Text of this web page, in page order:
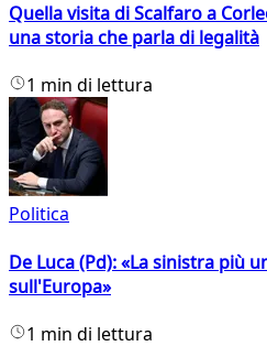
Quella visita di Scalfaro a
una storia che parla di legalità
1 min di lettura
Politica
De Luca (Pd): «La sinistra più
sull'Europa»
1 min di lettura